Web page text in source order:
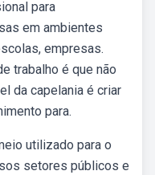
para
em ambientes
empresas.
trabalho é que não
da capelania é criar
para.
utilizado para o
setores públicos e